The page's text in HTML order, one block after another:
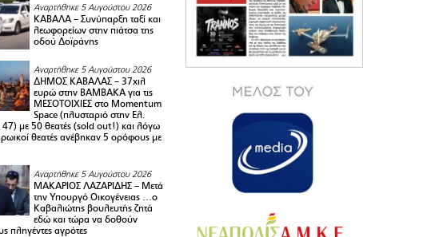
Αναρτήθηκε 5 Αυγούστου 2026
ΚΑΒΑΛΑ – Συνύπαρξη ταξί και
λεωφορείων στην πιάτσα της
οδού Δοϊράνης
Αναρτήθηκε 5 Αυγούστου 2026
ΔΗΜΟΣ ΚΑΒΑΛΑΣ – 37χιλ
ευρώ στην ΒΑΜΒΑΚΑ για τις
ΜΕΣΟΤΟΙΧΙΕΣ στο Momentum
Space (πλυσταριό στην Ελ.
47) με 50 θεατές (sold out!) και λόγω
θεατές ανέβηκαν 5 ορόφους με
Αναρτήθηκε 5 Αυγούστου 2026
ΜΑΚΑΡΙΟΣ ΛΑΖΑΡΙΔΗΣ – Μετά
την Υπουργό Οικογένειας …ο
Καβαλιώτης βουλευτής ζητά
εδώ και τώρα να δοθούν
πληγέντες αγρότες